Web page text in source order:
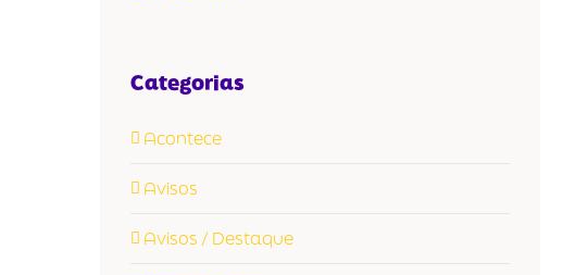
Categorias
Acontece
Avisos
Avisos / Destaque